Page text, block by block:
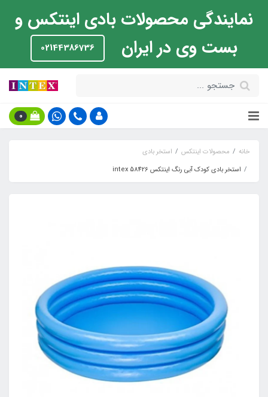
نمایندگی محصولات بادی اینتکس و
بست وی در ایران
02144386736
0
خانه محصولات اینتکس
استخر بادی
استخر بادی کودک آبی رنگ اینتکس intex 58426